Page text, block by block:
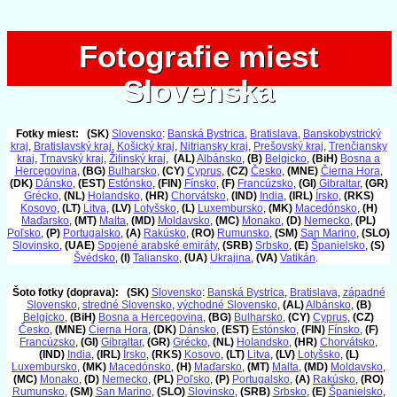
Fotografie miest
Slovenska
Fotografie miest
Slovenska
Fotky miest: (SK) Slovensko: Banská Bystrica, Bratislava, Banskobystrický
kraj, Bratislavský kraj, Košický kraj, Nitriansky kraj, Prešovský kraj, Trenčiansky
kraj, Trnavský kraj, Žilinský kraj, (AL)Albánsko, (B) Belgicko, (BiH) Bosna a
Hercegovina, (BG) Bulharsko, (CY) Cyprus, (CZ) Česko, (MNE) Čierna Hora,
(DK) Dánsko, (EST) Estónsko, (FIN) Fínsko, (F) Francúzsko, (GI) Gibraltar, (GR)
Grécko, (NL) Holandsko, (HR) Chorvátsko, (IND) India, (IRL) Írsko, (RKS)
Kosovo, (LT) Litva, (LV) Lotyšsko, (L) Luxembursko, (MK) Macedónsko, (H)
Maďarsko, (MT) Malta, (MD) Moldavsko, (MC) Monako, (D) Nemecko, (PL)
Poľsko, (P) Portugalsko, (A) Rakúsko, (RO) Rumunsko, (SM) San Marino, (SLO)
Slovinsko, (UAE) Spojené arabské emiráty, (SRB) Srbsko, (E) Španielsko, (S)
Švédsko, (I) Taliansko, (UA) Ukrajina, (VA) Vatikán.
Šoto fotky (doprava): (SK) Slovensko: Banská Bystrica, Bratislava, západné
Slovensko, stredné Slovensko, východné Slovensko, (AL)Albánsko, (B)
Belgicko, (BiH) Bosna a Hercegovina, (BG) Bulharsko, (CY) Cyprus, (CZ)
Česko, (MNE) Čierna Hora, (DK) Dánsko, (EST) Estónsko, (FIN) Fínsko, (F)
Francúzsko, (GI) Gibraltar, (GR) Grécko, (NL) Holandsko, (HR) Chorvátsko,
(IND) India, (IRL) Írsko, (RKS) Kosovo, (LT) Litva, (LV) Lotyšsko, (L)
Luxembursko, (MK) Macedónsko, (H) Maďarsko, (MT) Malta, (MD) Moldavsko,
(MC) Monako, (D) Nemecko, (PL) Poľsko, (P) Portugalsko, (A) Rakúsko, (RO)
Rumunsko, (SM) San Marino, (SLO) Slovinsko, (SRB) Srbsko, (E) Španielsko,